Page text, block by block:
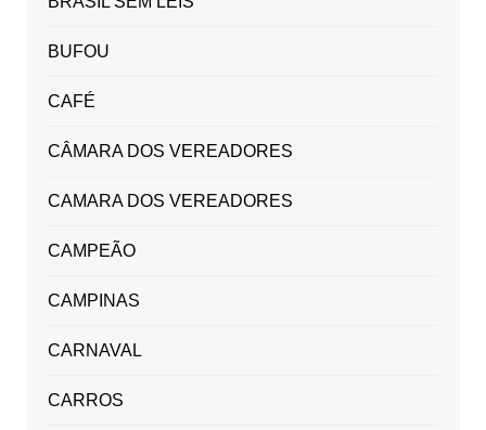
BUFOU
CAFÉ
CÂMARA DOS VEREADORES
CAMARA DOS VEREADORES
CAMPEÃO
CAMPINAS
CARNAVAL
CARROS